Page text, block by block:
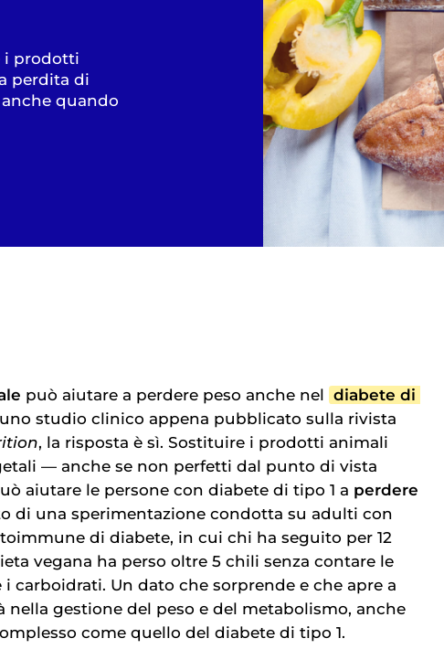
i prodotti
perdita di
quando
può aiutare a perdere peso anche nel diabete di
studio clinico appena pubblicato sulla rivista
, la risposta è sì. Sostituire i prodotti animali
— anche se non perfetti dal punto di vista
aiutare le persone con diabete di tipo 1 a perdere
di una sperimentazione condotta su adulti con
di diabete, in cui chi ha seguito per 12
vegana ha perso oltre 5 chili senza contare le
carboidrati. Un dato che sorprende e che apre a
nella gestione del peso e del metabolismo, anche
come quello del diabete di tipo 1.